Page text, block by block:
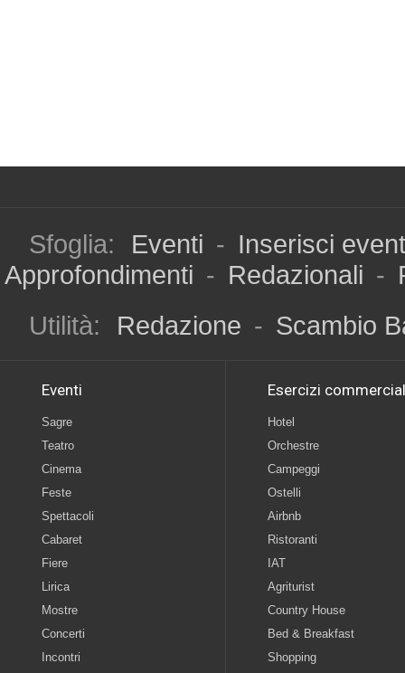
Sfoglia: Eventi - Inserisci
Approfondimenti - Redazionali -
Utilità:
Redazione - Scambio
Eventi
Sagre
Teatro
Cinema
Feste
Spettacoli
Cabaret
Fiere
Lirica
Mostre
Concerti
Incontri
Esercizi
Hotel
Orchestre
Campeggi
Ostelli
Airbnb
Ristoranti
IAT
Agriturist
Country House
Bed & Breakfast
Shopping